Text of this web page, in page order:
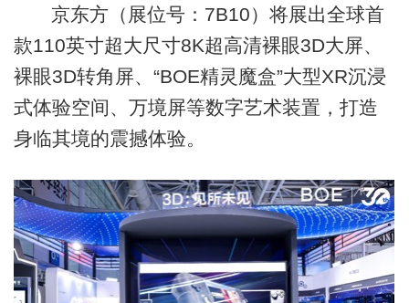
京东方（展位号：7B10）将展出全球首
款110英寸超大尺寸8K超高清裸眼3D大屏、
裸眼3D转角屏、“BOE精灵魔盒”大型XR沉浸
式体验空间、万境屏等数字艺术装置，打造
身临其境的震撼体验。